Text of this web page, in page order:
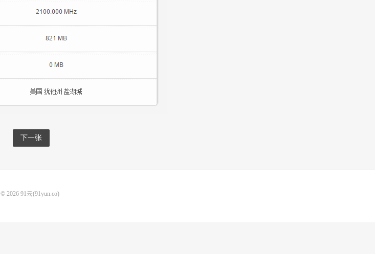
下一张
© 2026 91云(91yun.co)